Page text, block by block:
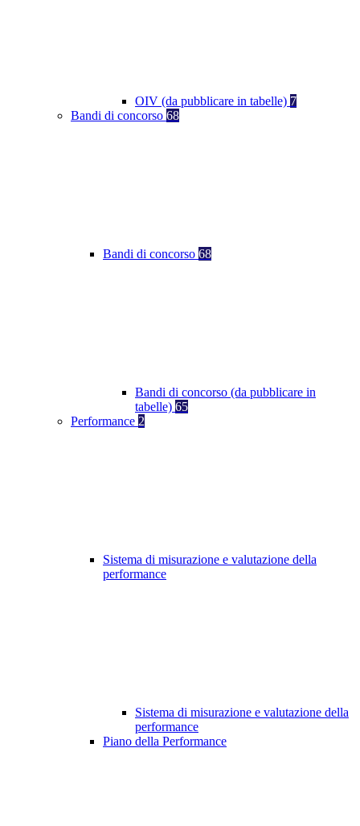
OIV (da pubblicare in tabelle) 7
Bandi di concorso 68
Bandi di concorso 68
Bandi di concorso (da pubblicare in
tabelle) 65
Performance 2
Sistema di misurazione e valutazione della
performance
Sistema di misurazione e valutazione della
performance
Piano della Performance